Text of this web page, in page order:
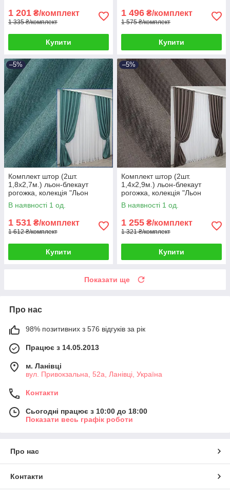
1 201 ₴/комплект
1 335 ₴/комплект
Купити
1 496 ₴/комплект
1 575 ₴/комплект
Купити
–5%
Комплект штор (2шт.
1,8х2,7м.) льон-блекаут
рогожка, колекція "Льон
Мішковина". Колір бірюзовий.
Код 511ш 39-992
В наявності 1 од.
1 531 ₴/комплект
1 612 ₴/комплект
Купити
–5%
Комплект штор (2шт.
1,4х2,9м.) льон-блекаут
рогожка, колекція "Льон
Мішковина". Колір сіро-
коричневий. Код 1160ш 39-
В наявності 1 од.
1 255 ₴/комплект
1 321 ₴/комплект
Купити
Показати ще
Про нас
98% позитивних з 576 відгуків за рік
Працює з 14.05.2013
м. Ланівці
вул. Привокзальна, 52а, Ланівці, Україна
Контакти
Сьогодні працює з 10:00 до 18:00
Показати весь графік роботи
Про нас
Контакти